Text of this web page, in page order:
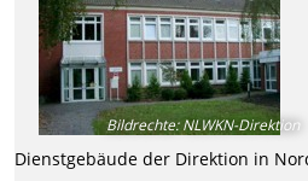
Bildrechte:NLWKN-Direktion
Dienstgebäude der Direktion in